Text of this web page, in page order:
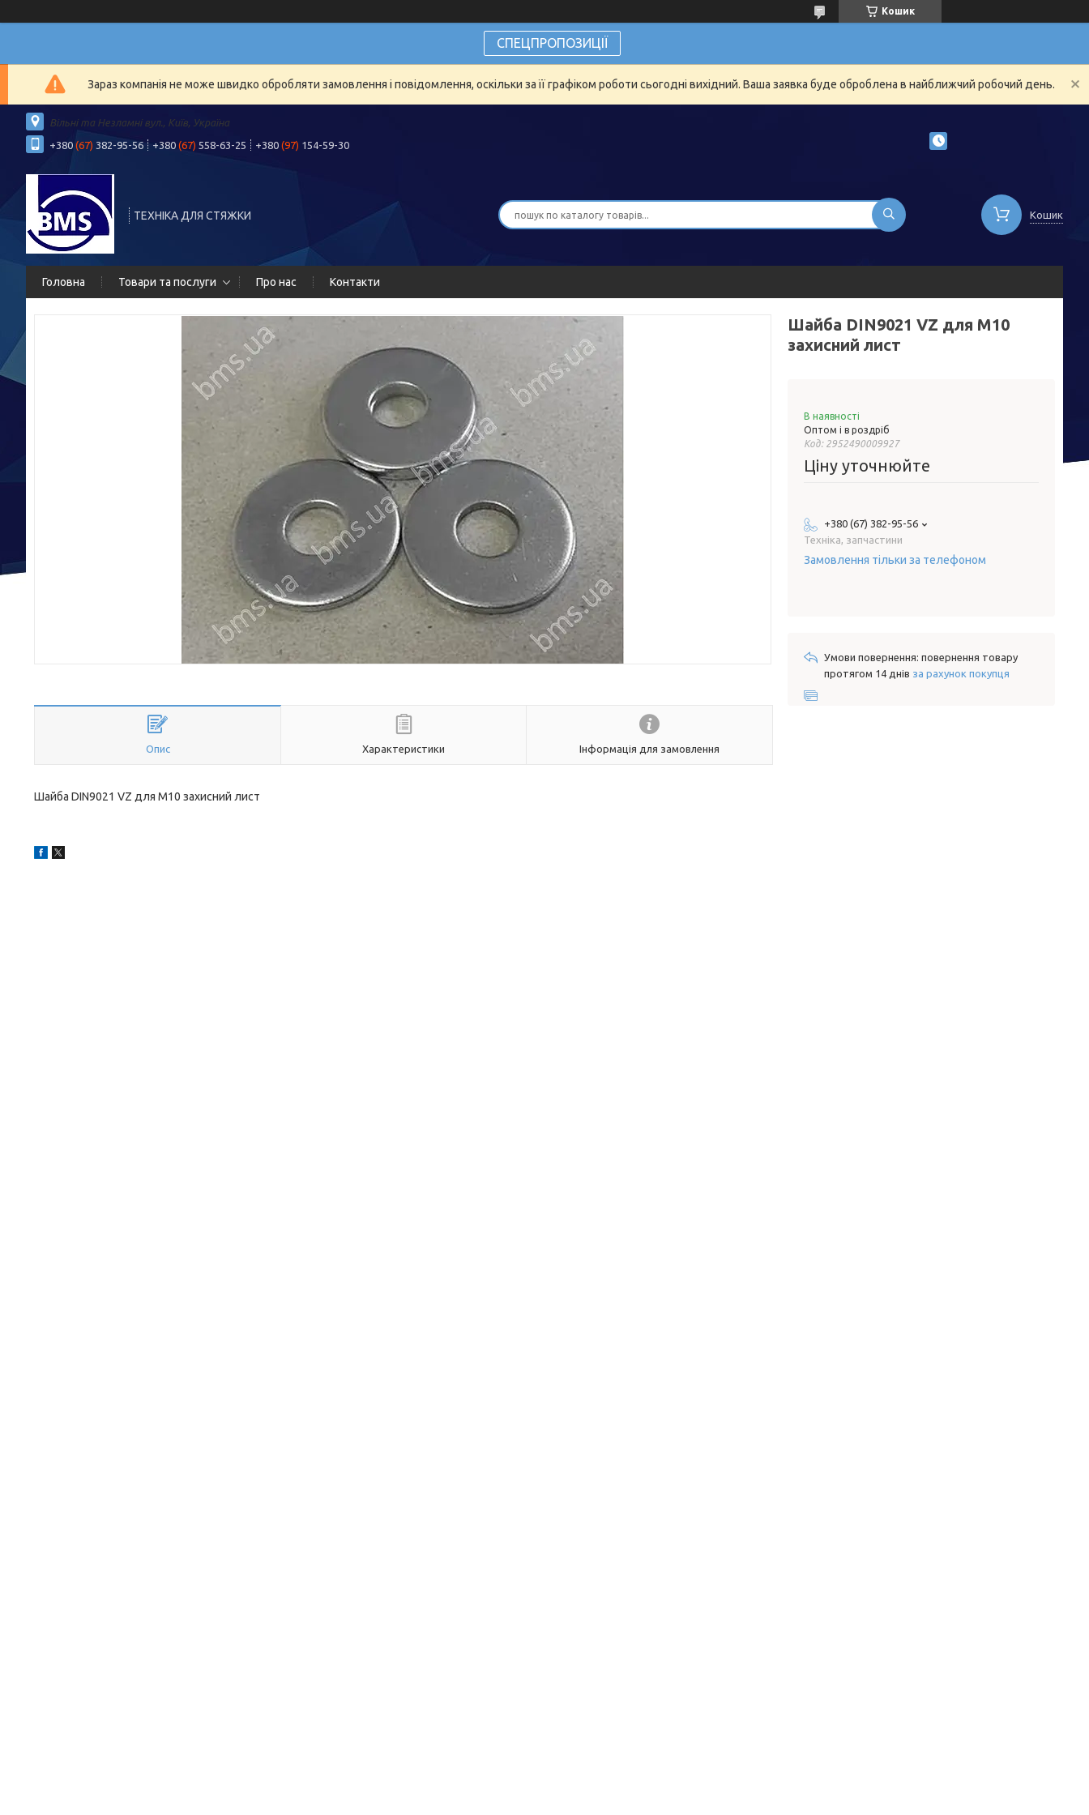
Кошик
СПЕЦПРОПОЗИЦІЇ
Зараз компанія не може швидко обробляти замовлення і повідомлення, оскільки за її графіком роботи сьогодні вихідний. Ваша заявка буде оброблена в найближчий робочий день.
Вільні та Незламні вул., Київ, Україна
+380 (67) 382-95-56 +380 (67) 558-63-25 +380 (97) 154-59-30
ТЕХНІКА ДЛЯ СТЯЖКИ Кошик
Головна Товари та послуги Про нас Контакти
Опис Характеристики Інформація для замовлення
Шайба DIN9021 VZ для M10 захисний лист
Шайба DIN9021 VZ для M10
захисний лист
В наявності
Оптом і в роздріб
Код: 2952490009927
Ціну уточнюйте
+380 (67) 382-95-56
Техніка, запчастини
Замовлення тільки за телефоном
повернення товару
протягом 14 днів за рахунок покупця